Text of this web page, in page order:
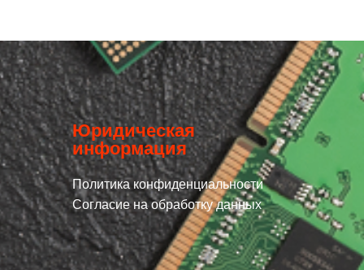
Юридическая
информация
Политика конфиденциальности
Согласие на обработку данных